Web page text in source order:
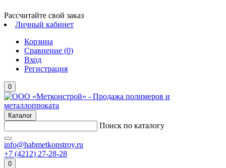
Рассчитайте свой заказ
Личный кабинет
Корзина
Сравнение (0)
Вход
Регистрация
0
Каталог
Поиск по каталогу
info@habmetkonstroy.ru
+7 (4212) 27-28-28
0